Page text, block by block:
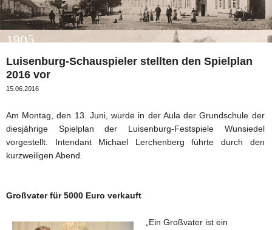
Luisenburg-Schauspieler stellten den Spielplan
2016 vor
15.06.2016
Am Montag, den 13. Juni, wurde in der Aula der Grundschule der
diesjährige Spielplan der Luisenburg-Festspiele Wunsiedel
vorgestellt. Intendant Michael Lerchenberg führte durch den
kurzweiligen Abend.
Großvater für 5000 Euro verkauft
„Ein Großvater ist ein